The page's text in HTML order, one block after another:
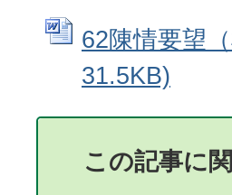
62陳情要望
31.5KB)
この記事に